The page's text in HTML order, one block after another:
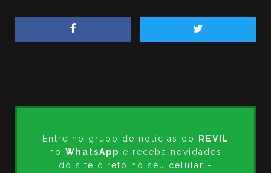
Entre no grupo de notícias do
REVIL
no WhatsApp e receba novidades
do site direto no seu celular -